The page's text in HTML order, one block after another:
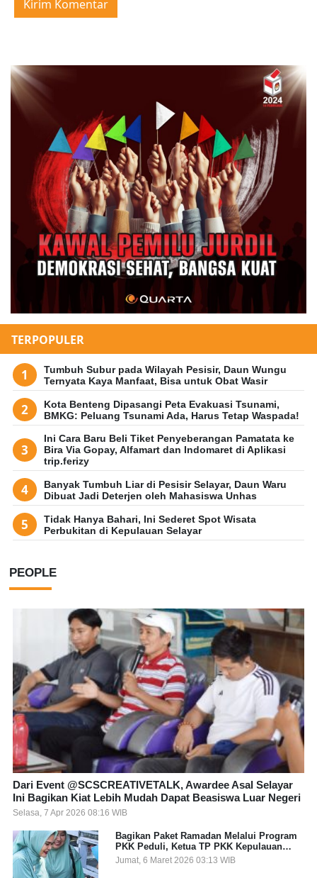
TERPOPULER
Tumbuh Subur pada Wilayah Pesisir, Daun Wungu
Ternyata Kaya Manfaat, Bisa untuk Obat Wasir
Kota Benteng Dipasangi Peta Evakuasi Tsunami,
BMKG: Peluang Tsunami Ada, Harus Tetap Waspada!
Ini Cara Baru Beli Tiket Penyeberangan Pamatata ke
Bira Via Gopay, Alfamart dan Indomaret di Aplikasi
trip.ferizy
Banyak Tumbuh Liar di Pesisir Selayar, Daun Waru
Dibuat Jadi Deterjen oleh Mahasiswa Unhas
Tidak Hanya Bahari, Ini Sederet Spot Wisata
Perbukitan di Kepulauan Selayar
PEOPLE
Dari Event @SCSCREATIVETALK, Awardee Asal Selayar
Ini Bagikan Kiat Lebih Mudah Dapat Beasiswa Luar Negeri
Selasa, 7 Apr 2026 08:16 WIB
Bagikan Paket Ramadan Melalui Program
PKK Peduli, Ketua TP PKK Kepulauan
Selayar: Puasa Adalah Ajang Melatih
Kepekaan Sosial
Jumat, 6 Maret 2026 03:13 WIB